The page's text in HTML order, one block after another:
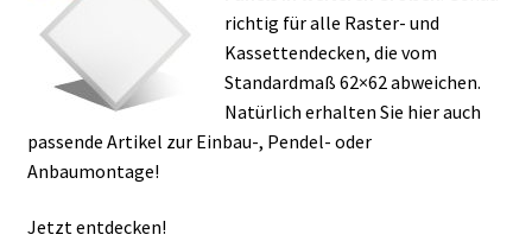
► AUSSENLEUCHTEN
► LED STREIFEN
► ZUBEHÖR
► LEUCHTMITTEL
► ZAHLARTEN
► VERSANDARTEN
richtig für alle Raster- und
Kassettendecken, die vom
Standardmaß 62×62 abweichen.
Natürlich erhalten Sie hier auch
passende Artikel zur Einbau-, Pendel- oder
Anbaumontage!
Jetzt entdecken!